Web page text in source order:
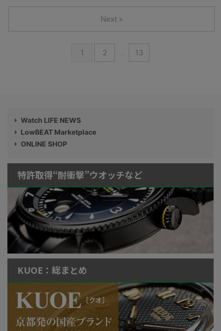
1 2 … 13
Next »
Watch LIFE NEWS
LowBEAT Marketplace
ONLINE SHOP
特許取得“耐衝撃”ウオッチなど
KUOE：総まとめ